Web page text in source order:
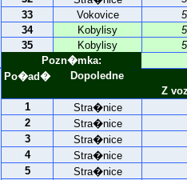
33
Vokovice
34
Kobylisy
35
Kobylisy
Pozn�mka:
Po�ad�
Dopoledne
Z
1
Stra�nice
2
Stra�nice
3
Stra�nice
4
Stra�nice
5
Stra�nice